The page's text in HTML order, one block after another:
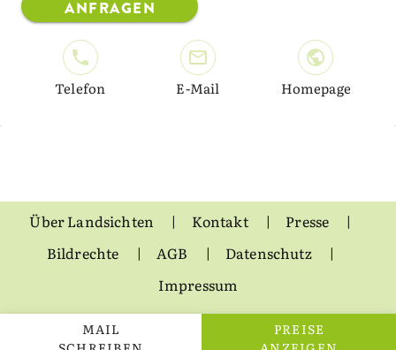
MAIL
PREISE
ANFRAGEN
Telefon E-Mail Homepage
Über Landsichten Kontakt
Presse
Bildrechte
AGB
Datenschutz
Impressum